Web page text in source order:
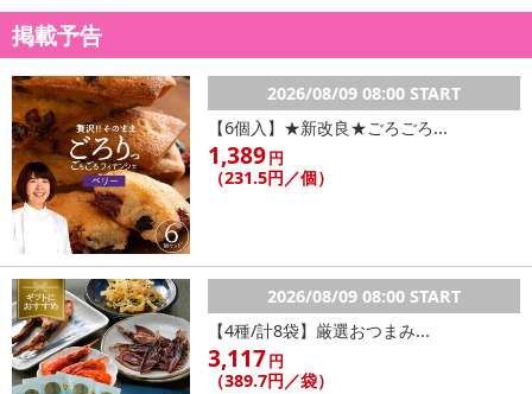
掲載予告
2026/08/09 08:00 START
【6個入】★新改良★ごろごろ...
1,389円
（231.5円／個）
2026/08/09 08:00 START
【4種/計8袋】厳選おつまみ...
3,117円
（389.7円／袋）